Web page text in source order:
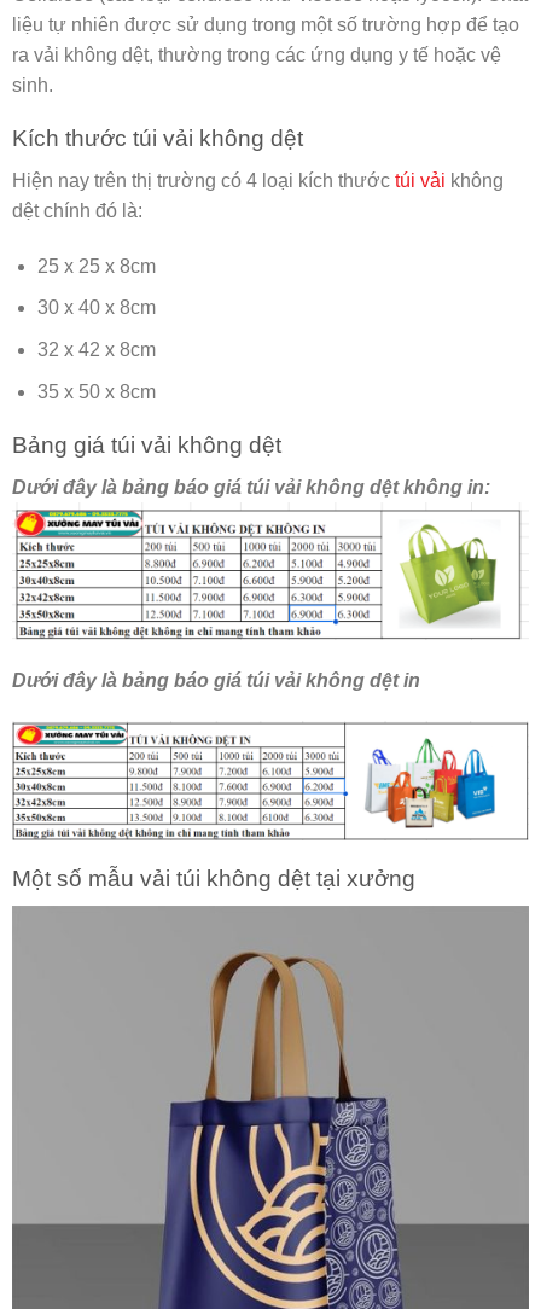
liệu tự nhiên được sử dụng trong một số trường hợp để tạo
ra vải không dệt, thường trong các ứng dụng y tế hoặc vệ
sinh.
Kích thước túi vải không dệt
Hiện nay trên thị trường có 4 loại kích thước túi vải không
dệt chính đó là:
25 x 25 x 8cm
30 x 40 x 8cm
32 x 42 x 8cm
35 x 50 x 8cm
Bảng giá túi vải không dệt
Dưới đây là bảng báo giá túi vải không dệt không in:
Dưới đây là bảng báo giá túi vải không dệt in
Một số mẫu vải túi không dệt tại xưởng